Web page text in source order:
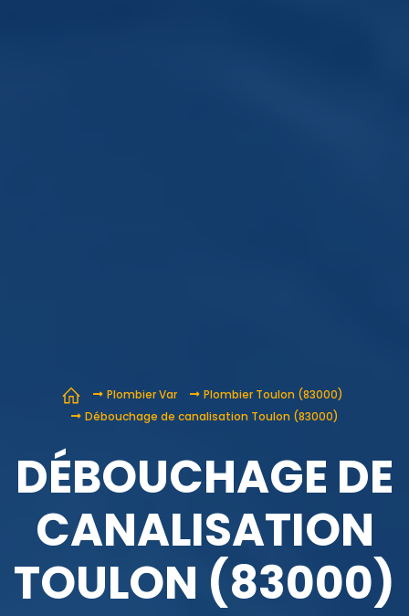
Plombier Var
Plombier Toulon (83000)
Débouchage de canalisation Toulon (83000)
DÉBOUCHAGE DE
CANALISATION
TOULON (83000)